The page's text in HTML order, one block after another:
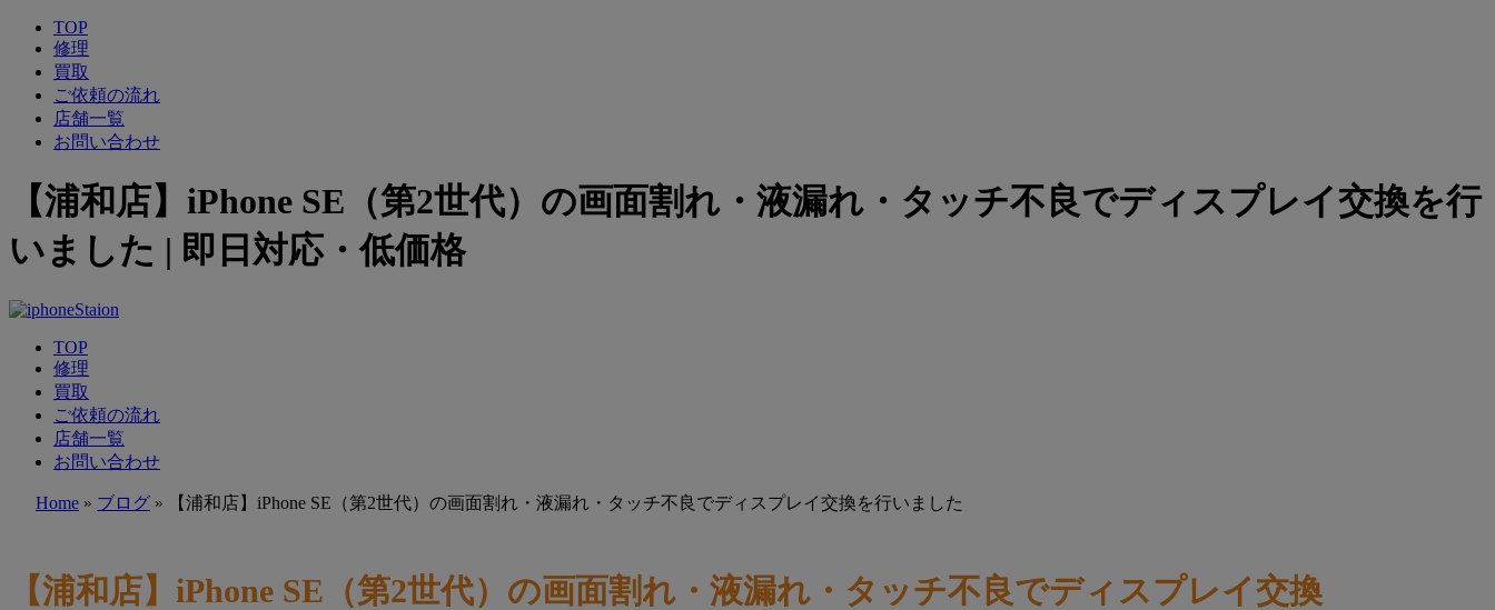
TOP
修理
買取
ご依頼の流れ
店舗一覧
お問い合わせ
【浦和店】iPhone SE（第2世代）の画面割れ・液漏れ・タッチ不良でディスプレイ交換を行
いました | 即日対応・低価格
TOP
修理
買取
ご依頼の流れ
店舗一覧
お問い合わせ
Home » ブログ » 【浦和店】iPhone SE（第2世代）の画面割れ・液漏れ・タッチ不良でディスプレイ交換を行いました
【浦和店】iPhone SE（第2世代）の画面割れ・液漏れ・タッチ不良でディスプレイ交換